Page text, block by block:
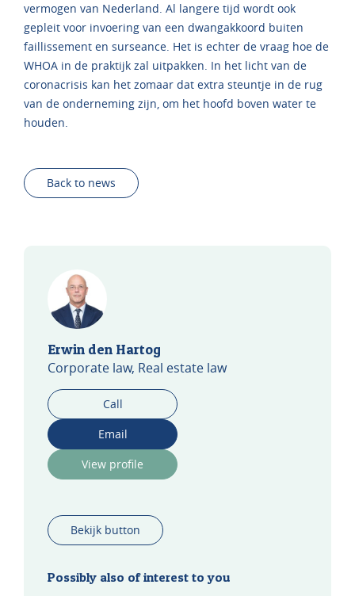
vermogen van Nederland. Al langere tijd wordt ook
gepleit voor invoering van een dwangakkoord buiten
faillissement en surseance. Het is echter de vraag hoe de
WHOA in de praktijk zal uitpakken. In het licht van de
coronacrisis kan het zomaar dat extra steuntje in de rug
van de onderneming zijn, om het hoofd boven water te
houden.
Back to news
Erwin den Hartog
Corporate law, Real estate law
Call
Email
View profile
Bekijk button
Possibly also of interest to you